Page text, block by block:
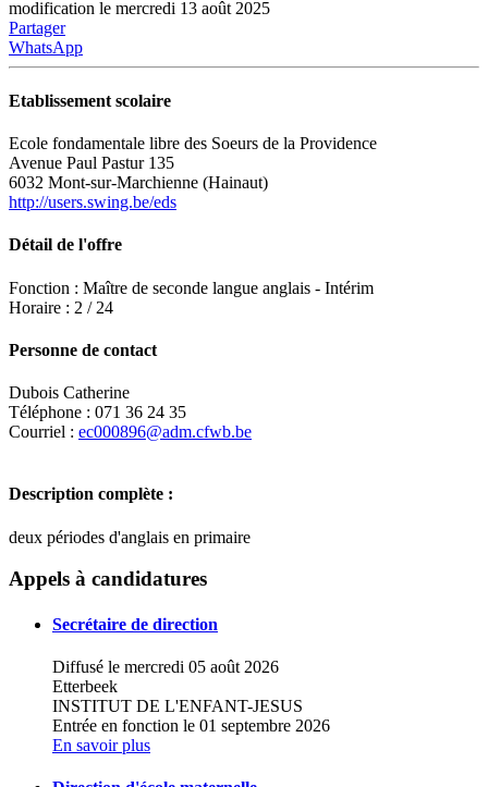
modification le mercredi 13 août 2025
Partager
WhatsApp
Etablissement scolaire
Ecole fondamentale libre des Soeurs de la Providence
Avenue Paul Pastur 135
6032 Mont-sur-Marchienne (Hainaut)
http://users.swing.be/eds
Détail de l'offre
Fonction : Maître de seconde langue anglais - Intérim
Horaire : 2 / 24
Personne de contact
Dubois Catherine
Téléphone : 071 36 24 35
Courriel : ec000896@adm.cfwb.be
Description complète :
deux périodes d'anglais en primaire
Ecole fondamentale libre des Soeurs de la
+
Leaflet|Map data ©
Appels à candidatures
Secrétaire de direction
Diffusé le mercredi 05 août 2026
Etterbeek
INSTITUT DE L'ENFANT-JESUS
Entrée en fonction le 01 septembre 2026
En savoir plus